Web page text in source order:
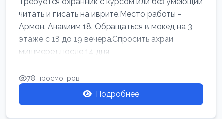
читать и писать на иврите.Место работы -
Армон. Анавиим 18. Обращаться в мокед на 3
этаже с 18 до 19 вечера.Спросить ахраи
мишмерет.после 14 дня
78 просмотров
Подробнее